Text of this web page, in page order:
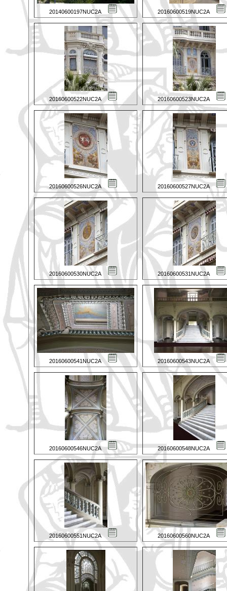
20140600197NUC2A 20160600519NUC2A
20160600522NUC2A 20160600523NUC2A
20160600526NUC2A 20160600527NUC2A
20160600530NUC2A 20160600531NUC2A
20160600541NUC2A 20160600543NUC2A
20160600546NUC2A 20160600548NUC2A
20160600551NUC2A 20160600560NUC2A